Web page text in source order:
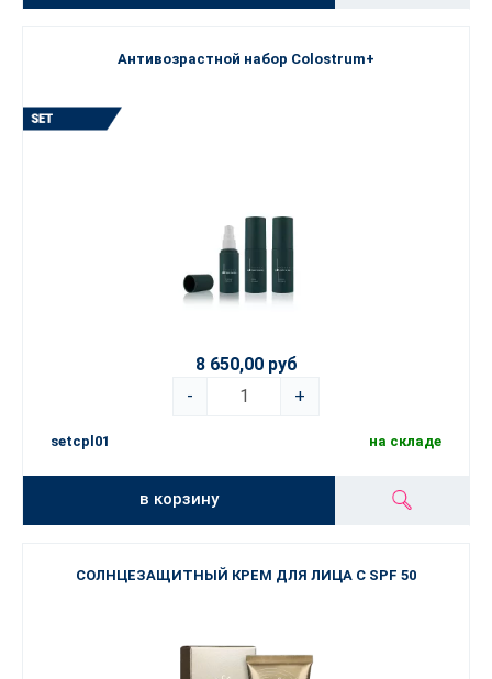
Антивозрастной набор Colostrum+
8 650,00 руб
-
+
setcpl01 на складе
в корзину
СОЛНЦЕЗАЩИТНЫЙ КРЕМ ДЛЯ ЛИЦА С SPF 50